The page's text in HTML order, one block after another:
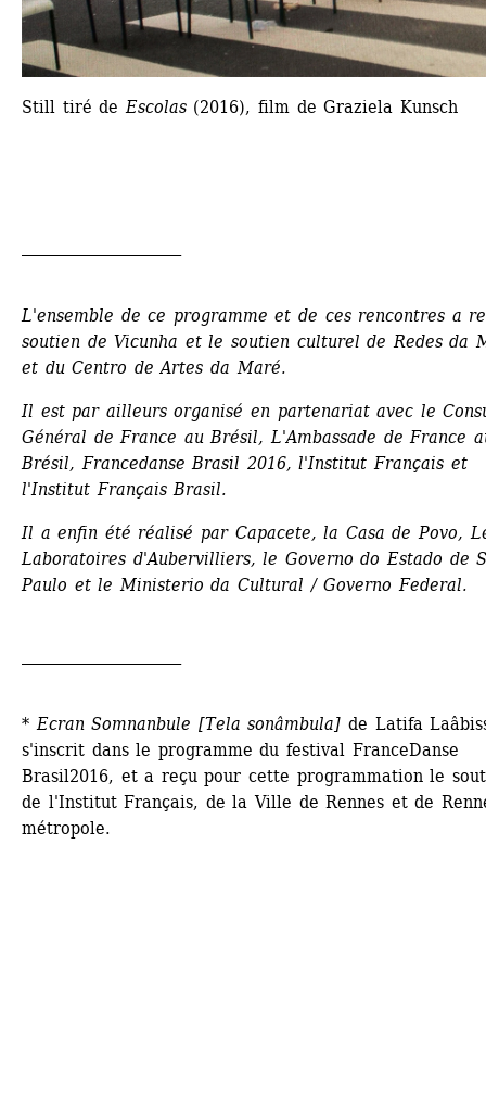
Still tiré de Escolas(2016), film de Graziela Kunsch
L'ensemble de ce programme et de ces rencontres a
soutien de Vicunha et le soutien culturel de Redes da
et du Centro de Artes da Maré.
Il est par ailleurs organisé en partenariat avec le
Général de France au Brésil, L'Ambassade de France
Brésil, Francedanse Brasil 2016, l'Institut Français et
l'Institut Français Brasil.
Il a enfin été réalisé par Capacete, la Casa de Povo,
Laboratoires d'Aubervilliers, le Governo do Estado de
Paulo et le Ministerio da Cultural / Governo Federal.
* Ecran Somnanbule [Tela sonâmbula] de Latifa
s'inscrit dans le programme du festival FranceDanse
Brasil2016, et a reçu pour cette programmation le
de l'Institut Français, de la Ville de Rennes et de
métropole.